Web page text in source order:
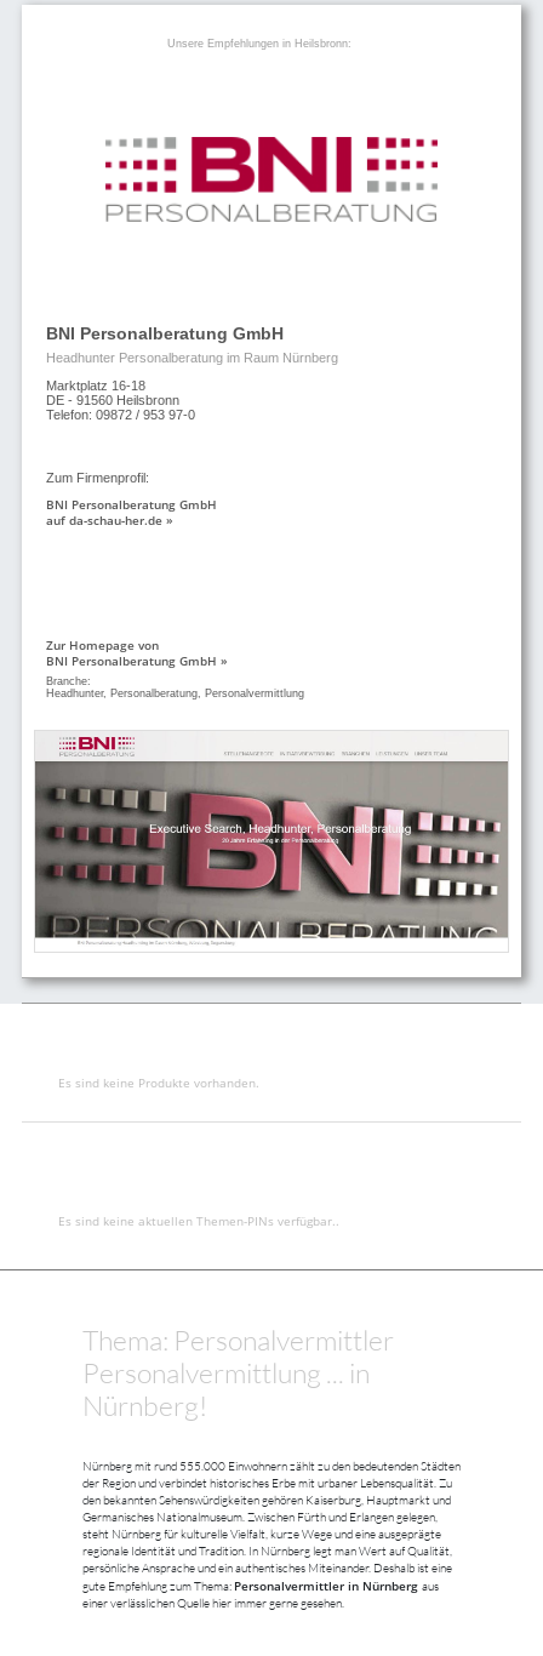
Unsere Empfehlungen in Heilsbronn:
BNI Personalberatung GmbH
Headhunter Personalberatung im Raum Nürnberg
Marktplatz 16-18
DE - 91560 Heilsbronn
Telefon: 09872 / 953 97-0
Zum Firmenprofil:
BNI Personalberatung GmbH
auf da-schau-her.de »
Zur Homepage von
BNI Personalberatung GmbH »
Branche:
Headhunter, Personalberatung, Personalvermittlung
Es sind keine Produkte vorhanden.
Es sind keine aktuellen Themen-PINs verfügbar..
Thema: Personalvermittler
Personalvermittlung ... in
Nürnberg!
Nürnberg mit rund 555.000 Einwohnern zählt zu den bedeutenden Städten
der Region und verbindet historisches Erbe mit urbaner Lebensqualität. Zu
den bekannten Sehenswürdigkeiten gehören Kaiserburg, Hauptmarkt und
Germanisches Nationalmuseum. Zwischen Fürth und Erlangen gelegen,
steht Nürnberg für kulturelle Vielfalt, kurze Wege und eine ausgeprägte
regionale Identität und Tradition. In Nürnberg legt man Wert auf Qualität,
persönliche Ansprache und ein authentisches Miteinander. Deshalb ist eine
gute Empfehlung zum Thema: Personalvermittler in Nürnberg aus
einer verlässlichen Quelle hier immer gerne gesehen.